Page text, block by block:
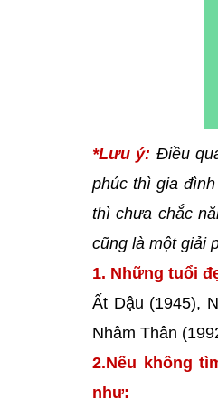
*Lưu ý: Điều
phúc thì gia
thì chưa chắc
cũng là một giải
1. Những tuổi
Ất Dậu (1945),
Nhâm Thân
2.Nếu không
như: